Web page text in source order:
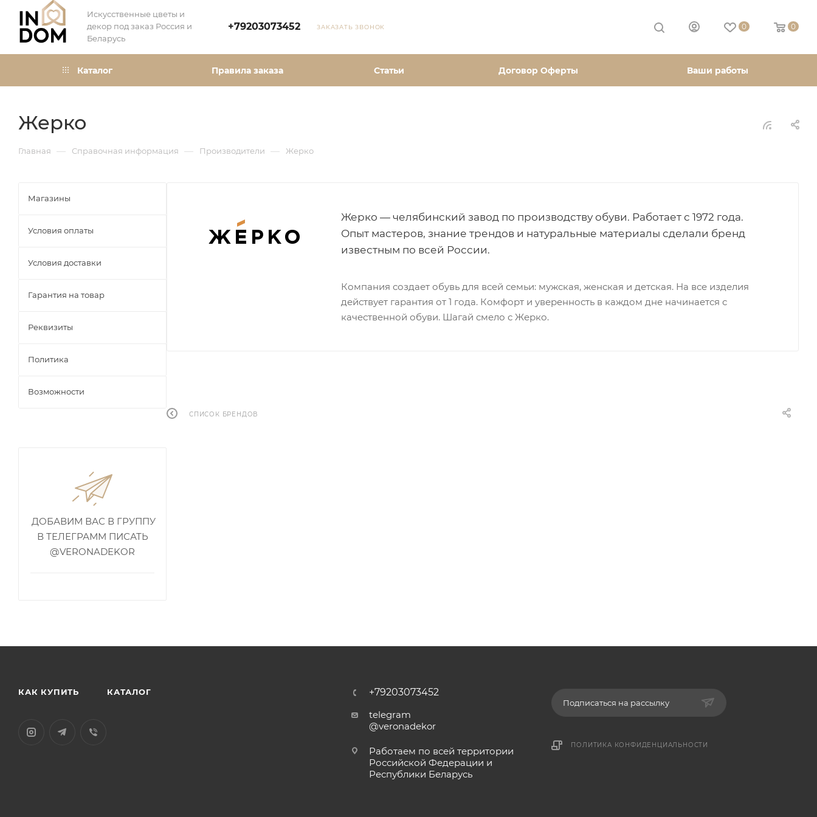
Искусственные цветы и
декор под заказ Россия и
Беларусь
+79203073452 ЗАКАЗАТЬ ЗВОНОК 0 0
Каталог Правила заказа Статьи Договор Оферты Ваши работы
Жерко
Главная — Справочная информация — Производители — Жерко
Жерко — челябинский завод по производству обуви. Работает с 1972 года.
Опыт мастеров, знание трендов и натуральные материалы сделали бренд
известным по всей России.
Компания создает обувь для всей семьи: мужская, женская и детская. На все изделия
действует гарантия от 1 года. Комфорт и уверенность в каждом дне начинается с
качественной обуви. Шагай смело с Жерко.
СПИСОК БРЕНДОВ
Магазины
Условия оплаты
Условия доставки
Гарантия на товар
Реквизиты
Политика
Возможности
ДОБАВИМ ВАС В ГРУППУ
В ТЕЛЕГРАММ ПИСАТЬ
@VERONADEKOR
КАК КУПИТЬ КАТАЛОГ
+79203073452
telegram
@veronadekor
Работаем по всей территории
Российской Федерации и
Республики Беларусь
Подписаться на рассылку
ПОЛИТИКА КОНФИДЕНЦИАЛЬНОСТИ